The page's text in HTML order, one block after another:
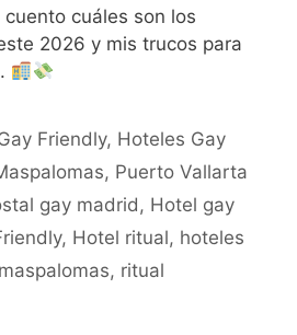
cuáles son los
2026 y mis trucos para
Friendly, Hoteles Gay
, Puerto Vallarta
gay madrid , Hotel gay
, Hotel ritual, hoteles
maspalomas, ritual